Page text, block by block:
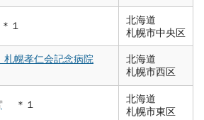
１
北海道
札幌市中央区
幌孝仁会記念病院
北海道
札幌市西区
＊１
北海道
札幌市東区